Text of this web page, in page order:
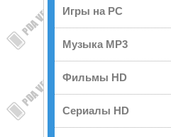
Игры на PC
Музыка MP3
Фильмы HD
Сериалы HD